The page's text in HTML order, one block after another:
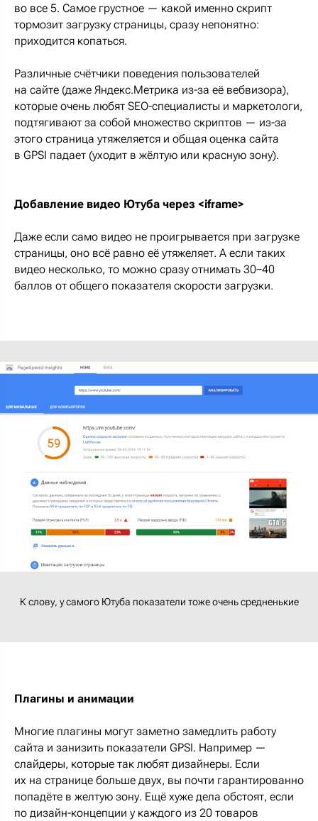
во все 5. Самое грустное — какой именно скрипт
тормозит загрузку страницы, сразу непонятно:
приходится копаться.
Различные счётчики поведения пользователей
на сайте (даже Яндекс.Метрика из-за её вебвизора),
которые очень любят SEO-специалисты и маркетологи,
подтягивают за собой множество скриптов — из-за
этого страница утяжеляется и общая оценка сайта
в GPSI падает (уходит в жёлтую или красную зону).
Добавление видео Ютуба через <iframe>
Даже если само видео не проигрывается при загрузке
страницы, оно всё равно её утяжеляет. А если таких
видео несколько, то можно сразу отнимать 30−40
баллов от общего показателя скорости загрузки.
К слову, у самого Ютуба показатели тоже очень средненькие
Плагины и анимации
Многие плагины могут заметно замедлить работу
сайта и занизить показатели GPSI. Например —
слайдеры, которые так любят дизайнеры. Если
их на странице больше двух, вы почти гарантированно
попадёте в желтую зону. Ещё хуже дела обстоят, если
по дизайн-концепции у каждого из 20 товаров